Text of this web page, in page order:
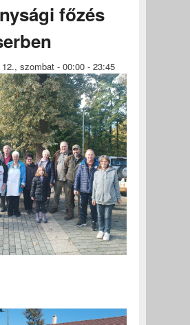
főzés
szombat - 00:00- 23:45